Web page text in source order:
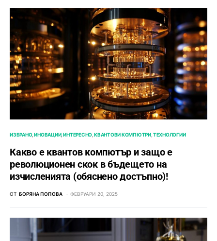
ИЗБРАНО ИНОВАЦИИ ИНТЕРЕСНО КВАНТОВИ КОМПЮТРИ ТЕХНОЛОГИИ
Какво е квантов компютър и защо е
революционен скок в бъдещето на
изчисленията (обяснено достъпно)!
ОТ БОРЯНА ПОПОВА ФЕВРУАРИ 20, 2025